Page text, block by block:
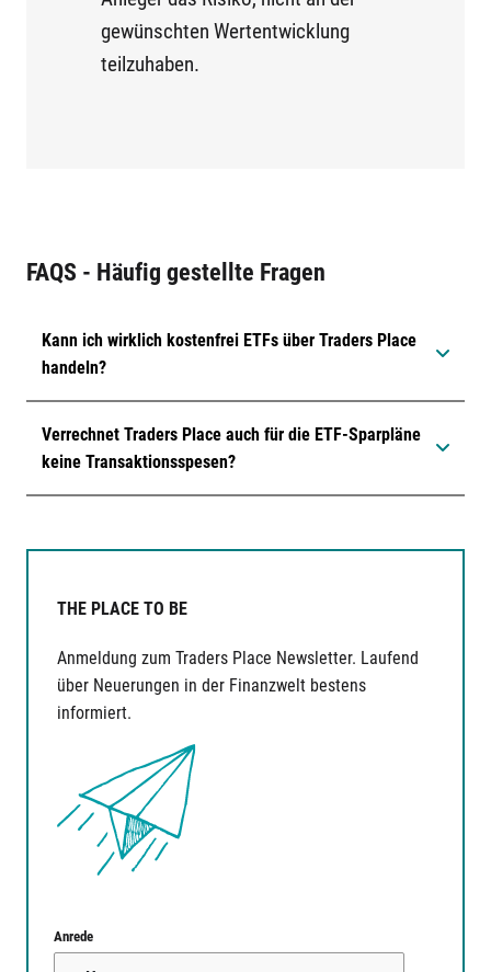
gewünschten Wertentwicklung
teilzuhaben.
FAQS - Häufig gestellte Fragen
Kann ich wirklich kostenfrei ETFs über Traders Place
handeln?
Verrechnet Traders Place auch für die ETF-Sparpläne
keine Transaktionsspesen?
THE PLACE TO BE
Anmeldung zum Traders Place Newsletter. Laufend
über Neuerungen in der Finanzwelt bestens
informiert.
Anrede